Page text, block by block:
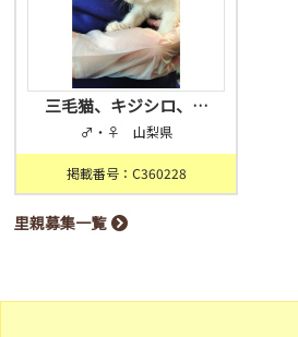
三毛猫、キジシロ、…
♂・♀ 山梨県
掲載番号：C360228
里親募集一覧